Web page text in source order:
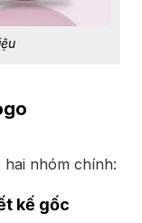
nhóm chính:
kế gốc